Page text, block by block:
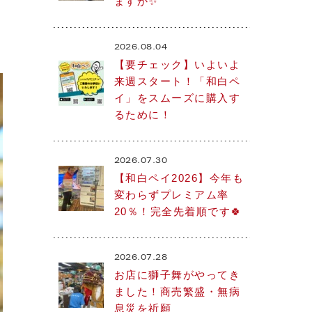
2026.08.04
【要チェック】いよいよ
来週スタート！「和白ペ
イ」をスムーズに購入す
るために！
2026.07.30
【和白ペイ2026】今年も
変わらずプレミアム率
20％！完全先着順です🍀
2026.07.28
お店に獅子舞がやってき
ました！商売繁盛・無病
息災を祈願